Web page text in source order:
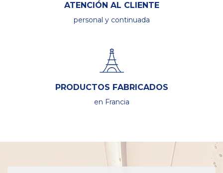
ATENCIÓN AL CLIENTE
personal y continuada
PRODUCTOS FABRICADOS
en Francia